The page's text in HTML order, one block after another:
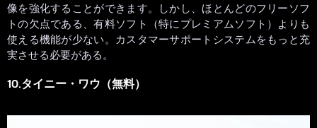
像を強化することができます。しかし、ほとんどのフリーソフ
トの欠点である、有料ソフト（特にプレミアムソフト）よりも
使える機能が少ない。カスタマーサポートシステムをもっと充
実させる必要がある。
10.タイニー・ワウ（無料）